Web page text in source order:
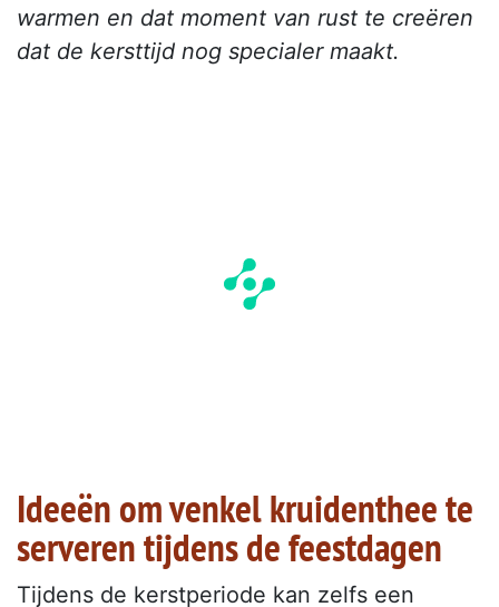
warmen en dat moment van rust te creëren
dat de kersttijd nog specialer maakt.
Ideeën om venkel kruidenthee te
serveren tijdens de feestdagen
Tijdens de kerstperiode kan zelfs een